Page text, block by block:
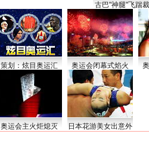
古巴"神腿"飞踹
策划：炫目奥运汇 奥运会闭幕式焰火
奥运会主火炬熄灭 日本花游美女出意外